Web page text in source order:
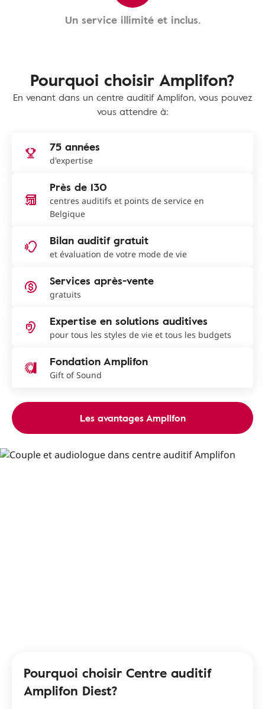
Un service illimité et inclus.
Pourquoi choisir Amplifon?
En venant dans un centre auditif Amplifon, vous pouvez
vous attendre à:
75 années
d'expertise
Près de 130
centres auditifs et points de service en
Belgique
Bilan auditif gratuit
et évaluation de votre mode de vie
Services après-vente
gratuits
Expertise en solutions auditives
pour tous les styles de vie et tous les budgets
Fondation Amplifon
Gift of Sound
Les avantages Amplifon
Pourquoi choisir Centre auditif
Amplifon Diest?